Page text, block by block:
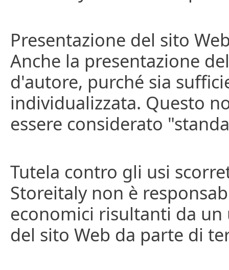
Presentazione del sito
Anche la presentazione
d'autore, purché sia
individualizzata. Questo
essere considerato
Tutela contro gli usi
Storeitaly non è
economici risultanti da
del sito Web da parte di